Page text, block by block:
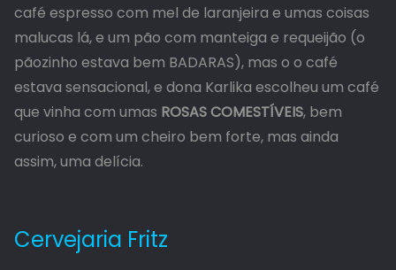
café espresso com mel de laranjeira e umas coisas
malucas lá, e um pão com manteiga e requeijão (o
pãozinho estava bem BADARAS), mas o o café
estava sensacional, e dona Karlika escolheu um café
que vinha com umas ROSAS COMESTÍVEIS, bem
curioso e com um cheiro bem forte, mas ainda
assim, uma delícia.
Cervejaria Fritz